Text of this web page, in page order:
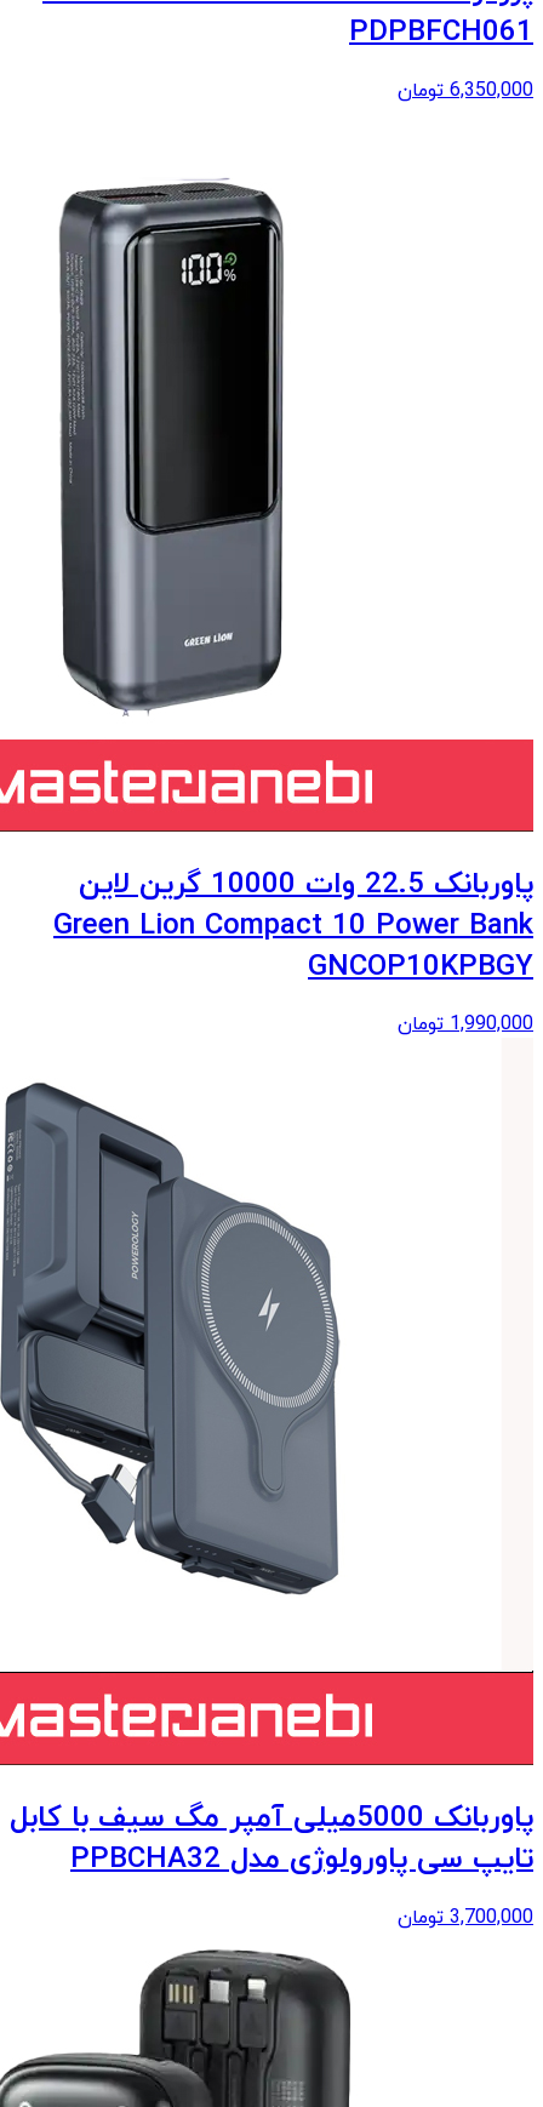
PDPBFCH061
6,350,000 تومان
پاوربانک 22.5 وات 10000 گرین لاین
Green Lion Compact 10 Power Bank
GNCOP10KPBGY
1,990,000 تومان
پاوربانک 5000میلی آمپر مگ سیف با کابل
تایپ سی پاورولوژی مدل PPBCHA32
3,700,000 تومان